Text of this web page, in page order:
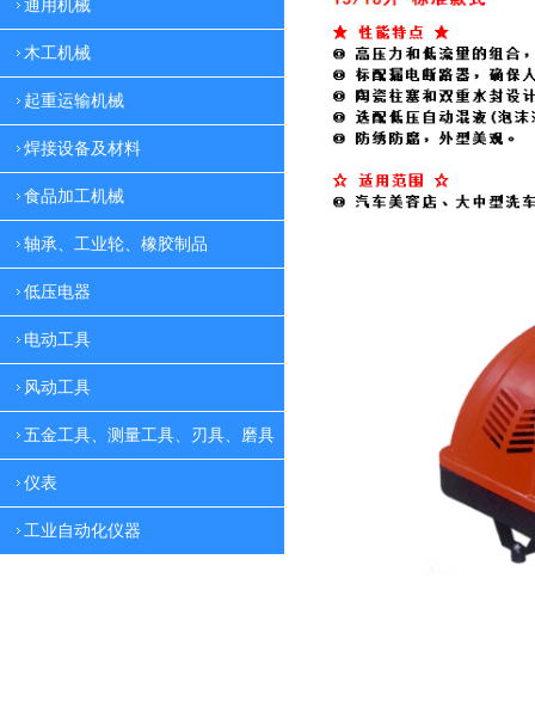
通用机械
木工机械
起重运输机械
焊接设备及材料
食品加工机械
轴承、工业轮、橡胶制品
低压电器
电动工具
风动工具
五金工具、测量工具、刃具、磨具
仪表
工业自动化仪器